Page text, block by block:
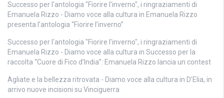
Successo per l'antologia "Fiorire l'inverno", i ringraziamenti di
Emanuela Rizzo - Diamo voce alla cultura in Emanuela Rizzo
presenta l’antologia “Fiorire l’inverno”
Successo per l'antologia "Fiorire l'inverno", i ringraziamenti di
Emanuela Rizzo - Diamo voce alla cultura in Successo per la
raccolta “Cuore di Fico d’India”: Emanuela Rizzo lancia un contest
Agliate e la bellezza ritrovata - Diamo voce alla cultura in D’Elia, in
arrivo nuove incisioni su Vinciguerra